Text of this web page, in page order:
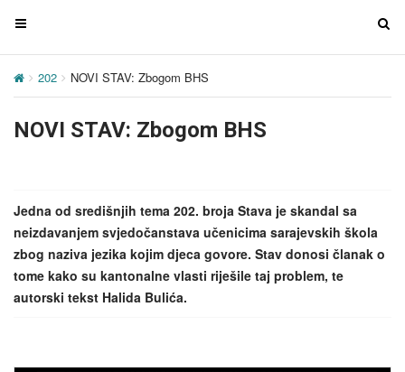
T
g
e
i
g
a
t
i
T
g
a
202 NOVI STAV: Zbogom BHS
NOVI STAV: Zbogom BHS
Jedna od središnjih tema 202. broja Stava je skandal sa
neizdavanjem svjedočanstava učenicima sarajevskih škola
zbog naziva jezika kojim djeca govore. Stav donosi članak o
tome kako su kantonalne vlasti riješile taj problem, te
autorski tekst Halida Bulića.